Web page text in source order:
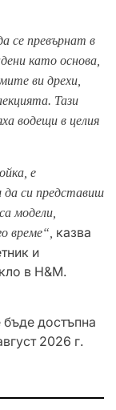
се превърнат в
като основа,
ви дрехи,
Тази
водещи в целия
е
да си представиш
модели,
време“, казва
и
в H&M.
бъде достъпна
2026 г.